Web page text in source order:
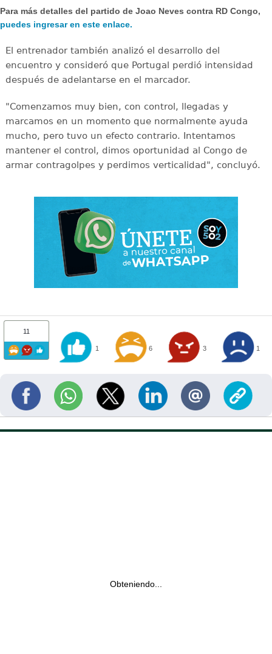
Para más detalles del partido de Joao Neves contra RD Congo,
puedes ingresar en este enlace.
El entrenador también analizó el desarrollo del
encuentro y consideró que Portugal perdió intensidad
después de adelantarse en el marcador.
"Comenzamos muy bien, con control, llegadas y
marcamos en un momento que normalmente ayuda
mucho, pero tuvo un efecto contrario. Intentamos
mantener el control, dimos oportunidad al Congo de
armar contragolpes y perdimos verticalidad", concluyó.
11
1 6 3 1
Obteniendo...